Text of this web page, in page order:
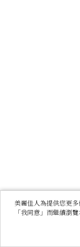
美麗佳人為提供您更
「我同意」而繼續瀏